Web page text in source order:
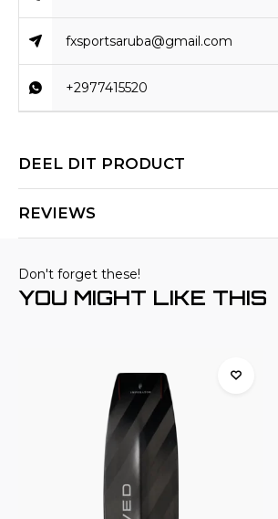
fxsportsaruba@gmail.com
+2977415520
DEEL DIT PRODUCT
REVIEWS
Don't forget these!
YOU MIGHT LIKE THIS